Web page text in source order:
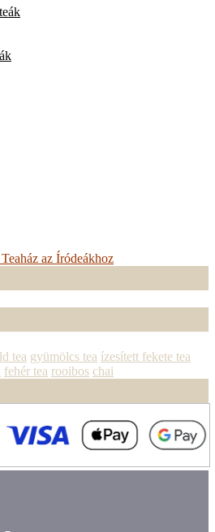
az Íródeákhoz
tea gyümölcs tea ízesített fekete tea
fehér tea rooibos chai